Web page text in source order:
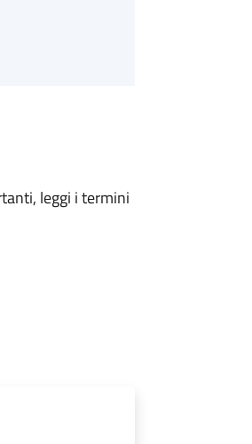
leggi i termini